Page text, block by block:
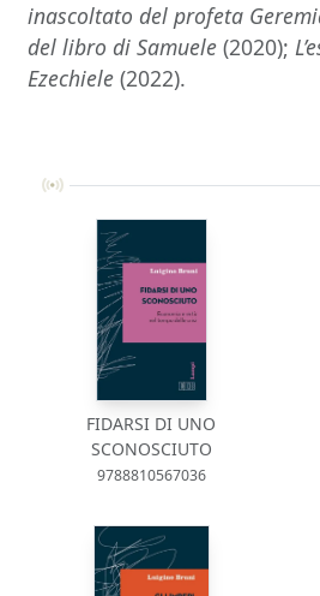
inascoltato del profeta
del libro di Samuele(2020);
Ezechiele (2022).
FIDARSI DI UNO
SCONOSCIUTO
9788810567036